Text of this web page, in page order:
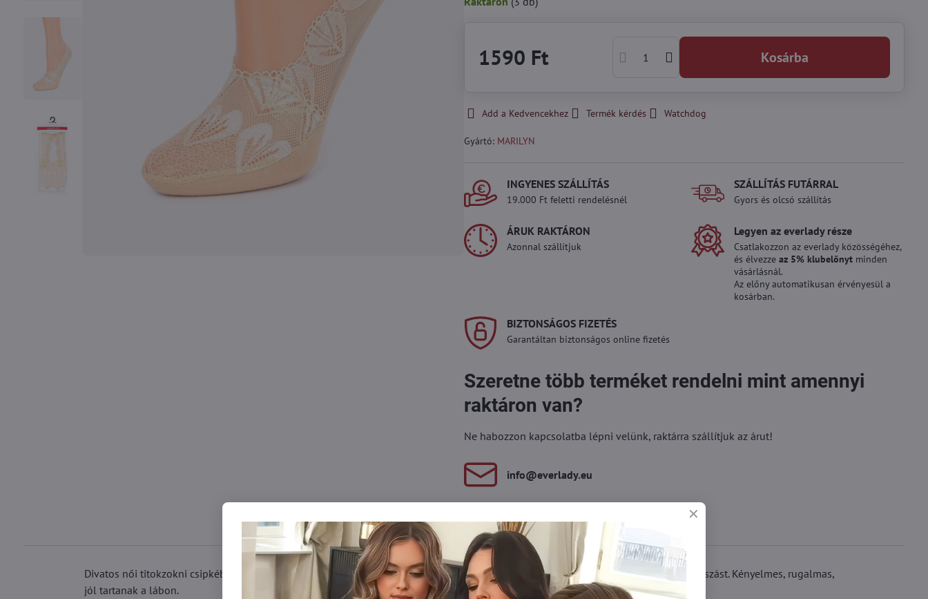
1590 Ft Kosárba
Add a Kedvencekhez Termék kérdés Watchdog
Gyártó: MARILYN
INGYENES SZÁLLÍTÁS
19.000 Ft feletti rendelésnél
SZÁLLÍTÁS FUTÁRRAL
Gyors és olcsó szállítás
ÁRUK RAKTÁRON
Azonnal szállítjuk
Legyen az everlady része
Csatlakozzon az everlady közösségéhez,
és élvezzeaz 5% klubelőnyt minden
vásárlásnál.
Az előny automatikusan érvényesül a
kosárban.
BIZTONSÁGOS FIZETÉS
Garantáltan biztonságos online fizetés
Szeretne több terméket rendelni mint amennyi
raktáron van?
Ne habozzon kapcsolatba lépni velünk, raktárra szállítjuk az árut!
info​@everlady​.eu
Leírás Vélemények Fórum 0
Divatos női titokzokni csipkéből. Sima, pamut alsó részük van. A belső szélükön szilikon csík található, amely megakadályozza a csúszást. Kényelmes, rugalmas,
jól tartanak a lábon.